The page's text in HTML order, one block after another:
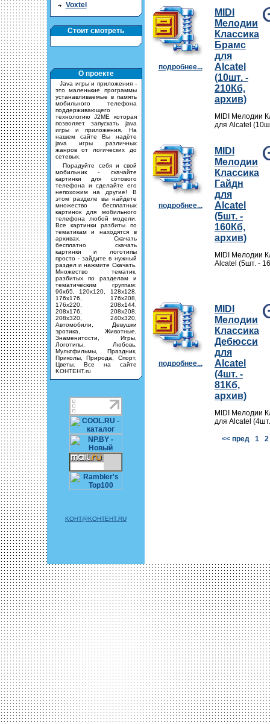
Voxtel
Стоит смотреть
О проекте
Java игры и приложения -
это маленькие программы
устанавливаемые в память
мобильного телефона
поддерживающего
технологию J2ME которая
позволяет запускать java
игры и приложения. На
нашем сайте Вы надёте
java игры различных
жанров от логических до
сетевых.
Порадуйте себя и свой
мобильник - скачайте
картинки для сотового
телефона и сделайте его
непохожим на другие! В
этом разделе вы найдете
множество бесплатных
картинок для мобильного
телефона любой модели.
Все картинки разбиты по
тематикам и находятся в
архивах. Скачать
бесплатно скачать
картинки и логотипы
просто - зайдите в нужный
раздел и нажмите Скачать.
Множество тематик,
разбитых по разделам и
тематическим группам:
96х65, 120х120, 128х128,
176х176, 176х208,
176х220, 208х144,
208х176, 208х208,
208х320, 240х320,
Автомобили, Девушки
эротика, Животные,
Знаменитости, Игры,
Логотипы, Любовь,
Мультфильмы, Праздник,
Приколы, Природа, Спорт,
Цветы. Все на сайте
KOHTEHT.ru
KOHT@KOHTEHT.RU
подробнее...
MIDI
Мелодии
Классика
Брамс
для
Alcatel
(10шт. -
210Кб,
архив)
MIDI Мелодии
для Alcatel
подробнее...
MIDI
Мелодии
Классика
Гайдн
для
Alcatel
(5шт. -
160Кб,
архив)
MIDI Мелодии
Alcatel (5шт. -
подробнее...
MIDI
Мелодии
Классика
Дебюсси
для
Alcatel
(4шт. -
81Кб,
архив)
MIDI Мелодии
для Alcatel
<< пред 1 2